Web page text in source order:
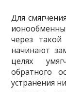
Для
через
начинают
целях
обратного
устранения